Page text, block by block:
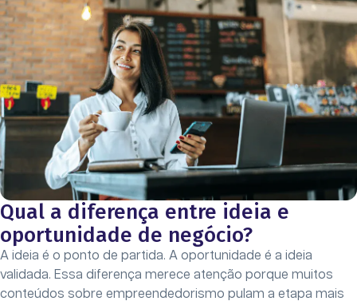
Qual a diferença entre ideia e
oportunidade de negócio?
A ideia é o ponto de partida. A oportunidade é a ideia
validada. Essa diferença merece atenção porque muitos
conteúdos sobre empreendedorismo pulam a etapa mais